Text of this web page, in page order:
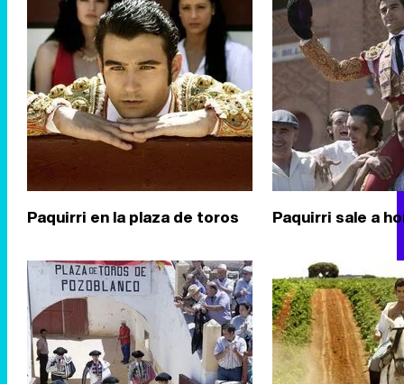
Paquirri en la plaza de toros Paquirri sale a